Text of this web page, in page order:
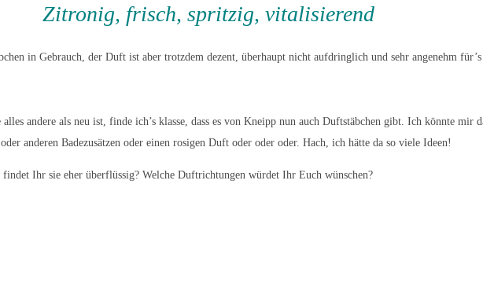
Zitronig, frisch, spritzig, vitalisierend
in Gebrauch, der Duft ist aber trotzdem dezent, überhaupt nicht aufdringlich und sehr angenehm für’s
andere als neu ist, finde ich’s klasse, dass es von Kneipp nun auch Duftstäbchen gibt. Ich könnte
anderen Badezusätzen oder einen rosigen Duft oder oder oder. Hach, ich hätte da so viele Ideen!
Ihr sie eher überflüssig? Welche Duftrichtungen würdet Ihr Euch wünschen?